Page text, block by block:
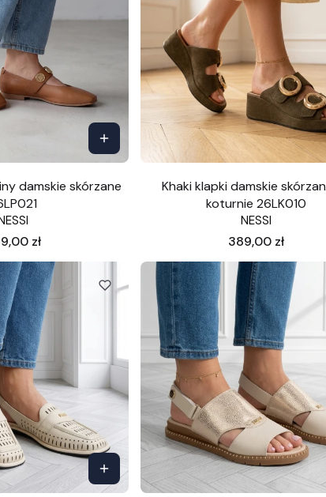
damskie skórzane
zł
Khaki klapki damskie
koturnie 26LK010
NESSI
Cena
389,00 zł